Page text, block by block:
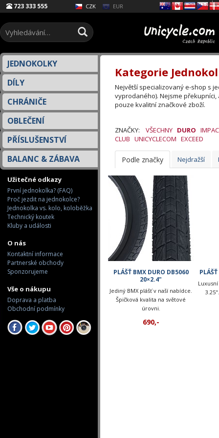
723 333 555 CZK EUR
JEDNOKOLKY
DÍLY
CHRÁNIČE
OBLEČENÍ
PŘÍSLUŠENSTVÍ
BALANC & ZÁBAVA
Užitečné odkazy
První jednokolka? (FAQ)
Proč jezdit na jednokolce?
Jednokolka vs. kolo, koloběžka
Technický koutek
Kluby a události
O nás
Kontaktní informace
Partnerské obchody
Sponzorujeme
Vše o nákupu
Doprava a platba
Obchodní podmínky
Kategorie
Největší specializovaný e-shop s
vyprodaného). Nejsme
pouze kvalitní značkové zboží.
ZNAČKY: VŠECHNY DURO
CLUB UNICYCLECOM EXCEED
Podle značky Nejdražší
PLÁŠŤ BMX DURO DB5060
20×2.4"
Jediný BMX plášť v naší nabídce.
Špičková kvalita na světové
úrovni.
690,-
Select Language▼